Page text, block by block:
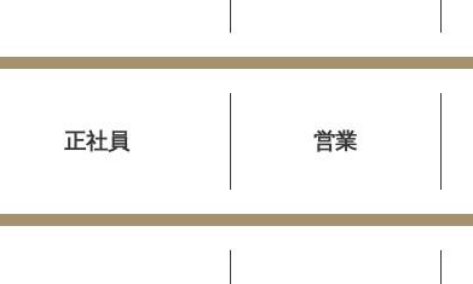
正社員 営業